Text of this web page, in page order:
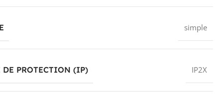
simple
DE PROTECTION (IP) IP2X